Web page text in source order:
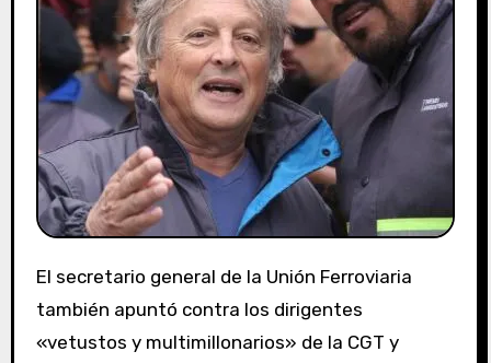
El secretario general de la Unión Ferroviaria
también apuntó contra los dirigentes
«vetustos y multimillonarios» de la CGT y